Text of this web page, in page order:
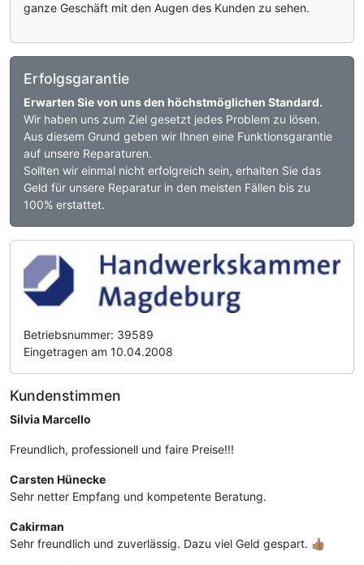
ganze Geschäft mit den Augen des Kunden zu sehen.
Erfolgsgarantie
Erwarten Sie von uns den höchstmöglichen Standard.
Wir haben uns zum Ziel gesetzt jedes Problem zu lösen.
Aus diesem Grund geben wir Ihnen eine Funktionsgarantie
auf unsere Reparaturen.
Sollten wir einmal nicht erfolgreich sein, erhalten Sie das
Geld für unsere Reparatur in den meisten Fällen bis zu
100% erstattet.
Betriebsnummer: 39589
Eingetragen am 10.04.2008
Kundenstimmen
Silvia Marcello
Freundlich, professionell und faire Preise!!!
Carsten Hünecke
Sehr netter Empfang und kompetente Beratung.
Cakirman
Sehr freundlich und zuverlässig. Dazu viel Geld gespart. 👍🏽